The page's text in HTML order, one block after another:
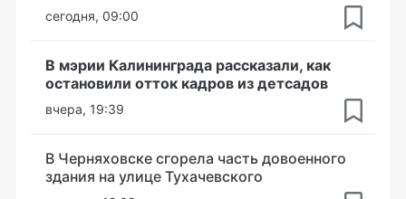
сегодня, 09:00
В мэрии Калининграда рассказали, как
остановили отток кадров из детсадов
вчера, 19:39
В Черняховске сгорела часть довоенного
здания на улице Тухачевского